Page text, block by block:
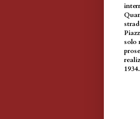
solo
1934.